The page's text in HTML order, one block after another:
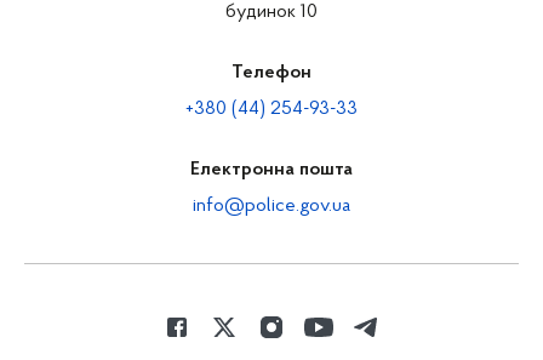
будинок 10
Телефон
+380 (44) 254-93-33
Електронна пошта
info@police.gov.ua